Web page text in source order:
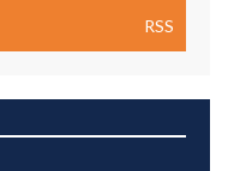
RSS